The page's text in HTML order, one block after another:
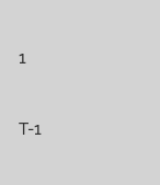
1
T-1